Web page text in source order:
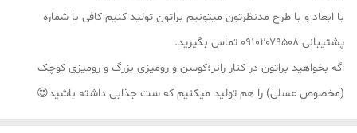
با ابعاد و با طرح مدنظرتون میتونیم براتون تولید کنیم کافی با شماره
پشتیبانی ۰۹۱۰۲۰۷۹۵۰۸ تماس بگیرید.
اگه بخواهید براتون در کنار رانر؛کوسن و رومیزی بزرگ و رومیزی کوچک
(مخصوص عسلی) را هم تولید میکنیم که ست جذابی داشته باشید😍